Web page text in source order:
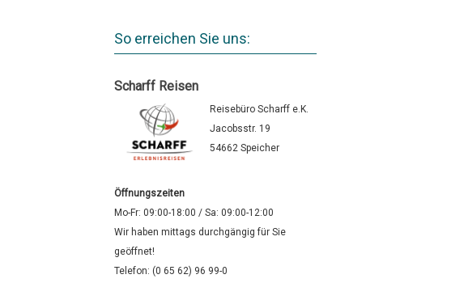
So erreichen Sie uns:
Scharff Reisen
Reisebüro Scharff e.K.
Jacobsstr. 19
54662 Speicher
Öffnungszeiten
Mo-Fr: 09:00-18:00 / Sa: 09:00-12:00
Wir haben mittags durchgängig für Sie
geöffnet!
Telefon: (0 65 62) 96 99-0